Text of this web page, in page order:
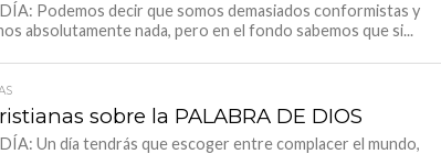
DÍA: Podemos decir que somos demasiados conformistas y
absolutamente nada, pero en el fondo sabemos que si...
sobre la PALABRA DE DIOS
DÍA: Un día tendrás que escoger entre complacer el mundo,